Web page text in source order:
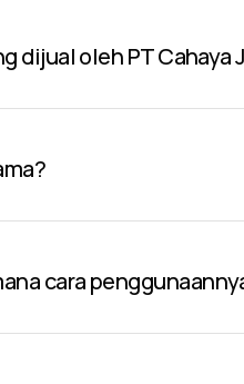
dijual oleh PT Cahaya
cara